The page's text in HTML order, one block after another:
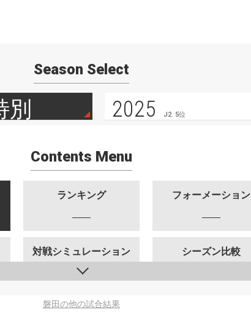
Season Select
別 2025 J2. 5位
Contents Menu
ランキング フォーメーション
対戦シミュレーション シーズン比較
磐田の他の試合結果